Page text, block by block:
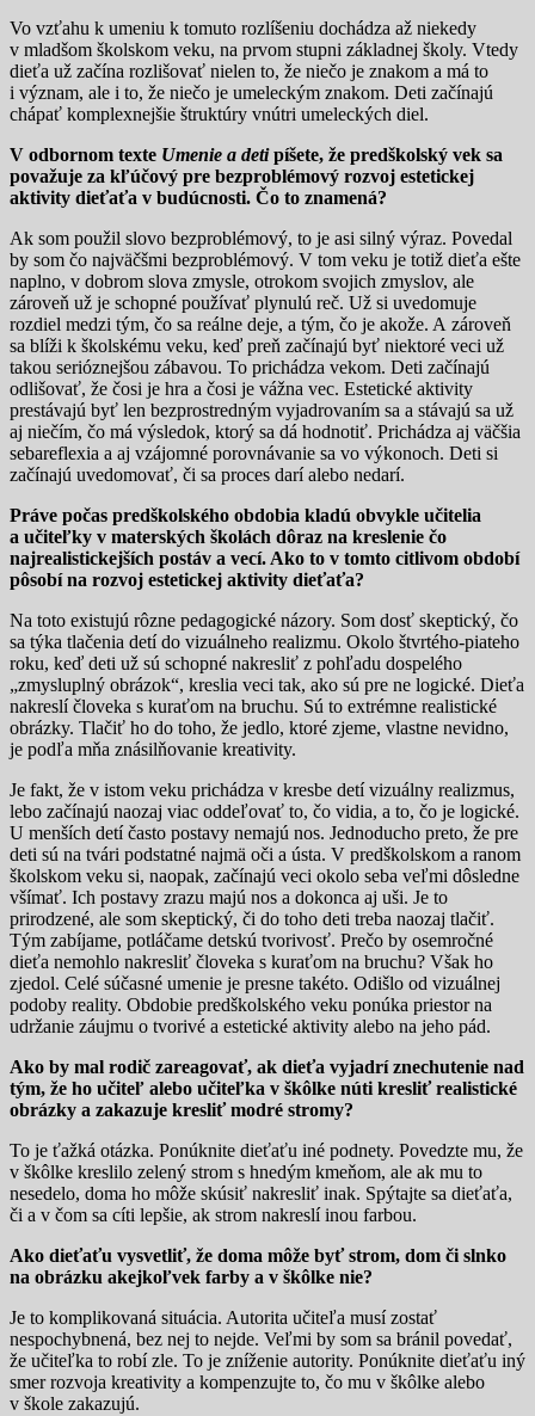
Vo vzťahu k umeniu k tomuto rozlíšeniu dochádza až niekedy
v mladšom školskom veku, na prvom stupni základnej školy. Vtedy
dieťa už začína rozlišovať nielen to, že niečo je znakom a má to
i význam, ale i to, že niečo je umeleckým znakom. Deti začínajú
chápať komplexnejšie štruktúry vnútri umeleckých diel.
V odbornom texte Umenie a detipíšete, že predškolský vek sa
považuje za kľúčový pre bezproblémový rozvoj estetickej
aktivity dieťaťa v budúcnosti. Čo to znamená?
Ak som použil slovo bezproblémový, to je asi silný výraz. Povedal
by som čo najväčšmi bezproblémový. V tom veku je totiž dieťa ešte
naplno, v dobrom slova zmysle, otrokom svojich zmyslov, ale
zároveň už je schopné používať plynulú reč. Už si uvedomuje
rozdiel medzi tým, čo sa reálne deje, a tým, čo je akože. A zároveň
sa blíži k školskému veku, keď preň začínajú byť niektoré veci už
takou serióznejšou zábavou. To prichádza vekom. Deti začínajú
odlišovať, že čosi je hra a čosi je vážna vec. Estetické aktivity
prestávajú byť len bezprostredným vyjadrovaním sa a stávajú sa už
aj niečím, čo má výsledok, ktorý sa dá hodnotiť. Prichádza aj väčšia
sebareflexia a aj vzájomné porovnávanie sa vo výkonoch. Deti si
začínajú uvedomovať, či sa proces darí alebo nedarí.
Práve počas predškolského obdobia kladú obvykle učitelia
a učiteľky v materských školách dôraz na kreslenie čo
najrealistickejších postáv a vecí. Ako to v tomto citlivom období
pôsobí na rozvoj estetickej aktivity dieťaťa?
Na toto existujú rôzne pedagogické názory. Som dosť skeptický, čo
sa týka tlačenia detí do vizuálneho realizmu. Okolo štvrtého-piateho
roku, keď deti už sú schopné nakresliť z pohľadu dospelého
„zmysluplný obrázok“, kreslia veci tak, ako sú pre ne logické. Dieťa
nakreslí človeka s kuraťom na bruchu. Sú to extrémne realistické
obrázky. Tlačiť ho do toho, že jedlo, ktoré zjeme, vlastne nevidno,
je podľa mňa znásilňovanie kreativity.
Je fakt, že v istom veku prichádza v kresbe detí vizuálny realizmus,
lebo začínajú naozaj viac oddeľovať to, čo vidia, a to, čo je logické.
U menších detí často postavy nemajú nos. Jednoducho preto, že pre
deti sú na tvári podstatné najmä oči a ústa. V predškolskom a ranom
školskom veku si, naopak, začínajú veci okolo seba veľmi dôsledne
všímať. Ich postavy zrazu majú nos a dokonca aj uši. Je to
prirodzené, ale som skeptický, či do toho deti treba naozaj tlačiť.
Tým zabíjame, potláčame detskú tvorivosť. Prečo by osemročné
dieťa nemohlo nakresliť človeka s kuraťom na bruchu? Však ho
zjedol. Celé súčasné umenie je presne takéto. Odišlo od vizuálnej
podoby reality. Obdobie predškolského veku ponúka priestor na
udržanie záujmu o tvorivé a estetické aktivity alebo na jeho pád.
Ako by mal rodič zareagovať, ak dieťa vyjadrí znechutenie nad
tým, že ho učiteľ alebo učiteľka v škôlke núti kresliť realistické
obrázky a zakazuje kresliť modré stromy?
To je ťažká otázka. Ponúknite dieťaťu iné podnety. Povedzte mu, že
v škôlke kreslilo zelený strom s hnedým kmeňom, ale ak mu to
nesedelo, doma ho môže skúsiť nakresliť inak. Spýtajte sa dieťaťa,
či a v čom sa cíti lepšie, ak strom nakreslí inou farbou.
Ako dieťaťu vysvetliť, že doma môže byť strom, dom či slnko
na obrázku akejkoľvek farby a v škôlke nie?
Je to komplikovaná situácia. Autorita učiteľa musí zostať
nespochybnená, bez nej to nejde. Veľmi by som sa bránil povedať,
že učiteľka to robí zle. To je zníženie autority. Ponúknite dieťaťu iný
smer rozvoja kreativity a kompenzujte to, čo mu v škôlke alebo
v škole zakazujú.